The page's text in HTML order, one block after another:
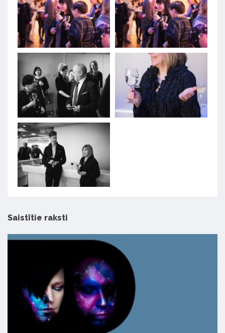
Saistītie raksti